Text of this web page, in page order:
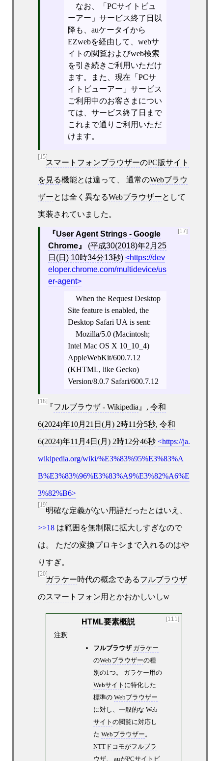
なお、「PCサイトビュ
ーアー」サービス終了日以
降も、auケータイから
EZwebを経由して、webサ
イトの閲覧およびweb検索
を引き続きご利用いただけ
ます。また、現在「PCサ
イトビューアー」サービス
ご利用中のお客さまについ
ては、サービス終了日まで
これまで通りご利用いただ
けます。
[15]
スマートフォンブラウザーのPC版サイト
を見る機能とは違って、 通常のWebブラウ
ザーとは全く異なるWebブラウザーとして
実装されていました。
[17]
User Agent Strings - Google
Chrome
(平成30(2018)年2月25
日(日) 10時34分13秒)
https://dev
eloper.chrome.com/multidevice/us
er-agent
When the Request Desktop
Site feature is enabled, the
Desktop Safari UA is sent:
Mozilla/5.0 (Macintosh;
Intel Mac OS X 10_10_4)
AppleWebKit/600.7.12
(KHTML, like Gecko)
Version/8.0.7 Safari/600.7.12
[18]
フルブラウザ - Wikipedia , 令和
6(2024)年10月21日(月) 2時11分5秒, 令和
6(2024)年11月4日(月) 2時12分46秒 https://ja.
wikipedia.org/wiki/%E3%83%95%E3%83%A
B%E3%83%96%E3%83%A9%E3%82%A6%E
3%82%B6
[19]
明確な定義がない用語だったとはいえ、
>>18は範囲を無制限に拡大しすぎなので
は。 ただの変換プロキシまで入れるのはや
りすぎ。
[20]
ガラケー時代の概念であるフルブラウザ
のスマートフォン用とかおかしいしw
[111]
HTML要素概説
注釈
フルブラウザ ガラケー
のWebブラウザーの種
別の1つ。 ガラケー用の
Webサイト に特化した
標準の Webブラウザー
に対し、一般的な Web
サイト の閲覧に対応し
た Webブラウザー。
NTTドコモがフルブラ
ウザ、 auがPCサイトビ